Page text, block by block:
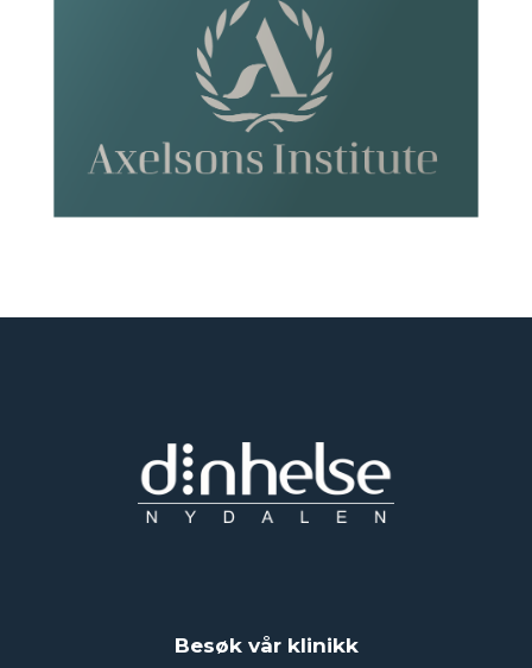
Besøk vår klinikk